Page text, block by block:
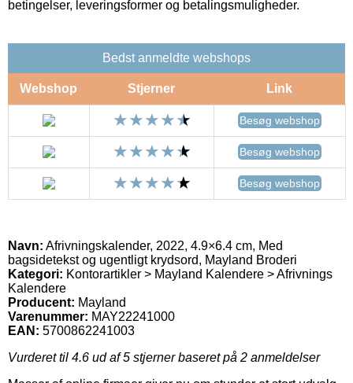
betingelser, leveringsformer og betalingsmuligheder.
Bedst anmeldte webshops
Webshop Stjerner Link
Besøg webshop
Besøg webshop
Besøg webshop
Navn: Afrivningskalender, 2022, 4.9×6.4 cm, Med
bagsidetekst og ugentligt krydsord, Mayland Broderi
Kategori: Kontorartikler > Mayland Kalendere > Afrivnings
Kalendere
Producent: Mayland
Varenummer: MAY22241000
EAN: 5700862241003
Vurderet til 4.6 ud af 5 stjerner baseret på 2 anmeldelser